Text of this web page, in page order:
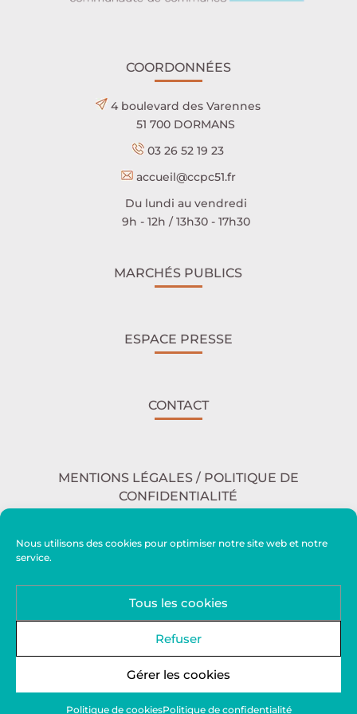
Nous utilisons des cookies pour optimiser notre site web et notre
service.
Tous les cookies
Refuser
Gérer les cookies
Politique de cookiesPolitique de confidentialité
COORDONNÉES
4 boulevard des Varennes
51 700 DORMANS
03 26 52 19 23
accueil@ccpc51.fr
Du lundi au vendredi
9h - 12h / 13h30 - 17h30
MARCHÉS PUBLICS
ESPACE PRESSE
CONTACT
MENTIONS LÉGALES / POLITIQUE DE
CONFIDENTIALITÉ